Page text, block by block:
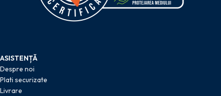
ASISTENȚĂ
Despre noi
Plati securizate
Livrare